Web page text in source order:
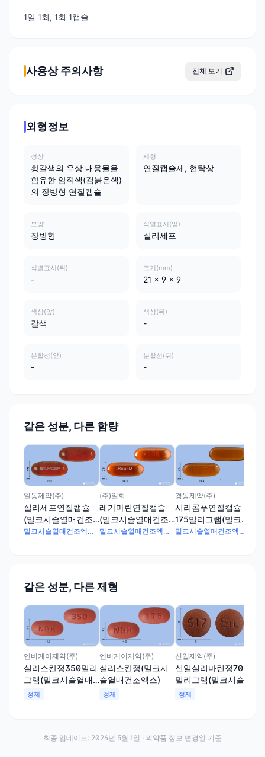
1일 1회, 1회 1캡슐
사용상 주의사항 전체 보기
외형정보
성상
황갈색의 유상 내용물을
함유한 암적색(검붉은색)
의 장방형 연질캡슐
제형
연질캡슐제, 현탁상
모양
장방형
식별표시(앞)
실리세프
식별표시(뒤)
-
크기(mm)
21 x 9 x 9
색상(앞)
갈색
색상(뒤)
-
분할선(앞)
-
분할선(뒤)
-
같은 성분, 다른 함량
일동제약(주)
실리세프연질캡슐
(밀크시슬열매건조
엑스)
밀크시슬열매건조엑스 175mg
(주)일화
레가마린연질캡슐
(밀크시슬열매건조
엑스)
밀크시슬열매건조엑스 175mg
경동제약(주)
시리콤푸연질캡슐
175밀리그램(밀크시
슬열매건조엑스) 밀크시슬열매건조엑스 175mg
같은 성분, 다른 제형
엔비케이제약(주)
실리스칸정350밀리
그램(밀크시슬열매
건조엑스)
정제
엔비케이제약(주)
실리스칸정(밀크시
슬열매건조엑스)
정제
신일제약(주)
신일실리마린정70
밀리그램(밀크시슬
열매건조엑스)
정제
최종 업데이트: 2026년 5월 1일 · 의약품 정보 변경일 기준